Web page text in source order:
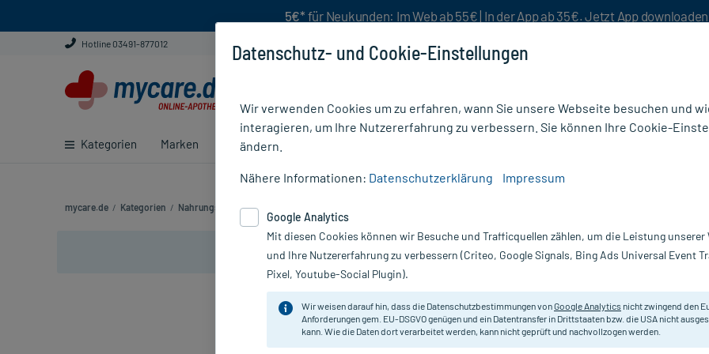
5€* für Neukunden: Im Web ab 55€ | In der App ab 35€. Jetzt App downloaden
Hotline 03491-877012
Kategorien Marken Ratgeber
mycare.de / Kategorien / Nahrungsergänzung
Nur für kurze Zeit:Gratis-Versand* ab 19€ Mindestbestellwert!
Erfahrungen &
VSL 3 Pulver,
Datenschutz- und Cookie-Einstellungen
Wir verwenden Cookies um zu erfahren, wann Sie unsere Webseite besuchen und
interagieren, um Ihre Nutzererfahrung zu verbessern. Sie können Ihre Cookie-
ändern.
Nähere Informationen: Datenschutzerklärung Impressum
Google Analytics
Mit diesen Cookies können wir Besuche und Trafficquellen zählen, um die Leistung unserer
und Ihre Nutzererfahrung zu verbessern (Criteo, Google Signals, Bing Ads Universal Event
Pixel, Youtube-Social Plugin).
Wir weisen darauf hin, dass die Datenschutzbestimmungen vonGoogle Analytics nicht zwingend den
Anforderungen gem. EU-DSGVO genügen und ein Datentransfer in Drittstaaten bzw. die USA nicht
kann. Wie die Daten dort verarbeitet werden, kann nicht geprüft und nachvollzogen werden.